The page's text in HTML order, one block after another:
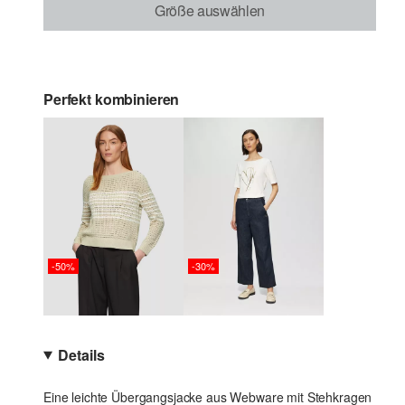
Größe auswählen
Perfekt kombinieren
-50% -30%
Details
Eine leichte Übergangsjacke aus Webware mit Stehkragen